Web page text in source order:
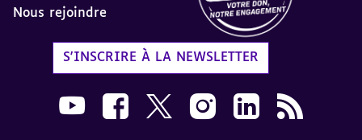
Nous rejoindre
S'INSCRIRE À LA NEWSLETTER
Nous suivre sur Youtube AVH dans une
Nous suivre sur Facebook AVH dans
Nous suivre sur X AVH dans une
Nous suivre sur Instagram
Nous suivre sur
Flux RSS